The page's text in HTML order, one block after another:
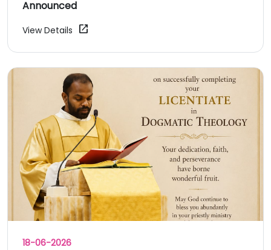
Announced
View Details open_in_new
18-06-2026